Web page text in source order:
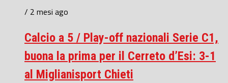
/ 2 mesi ago
Calcio a 5 / Play-off nazionali Serie C1,
buona la prima per il Cerreto d’Esi: 3-1
al Miglianisport Chieti